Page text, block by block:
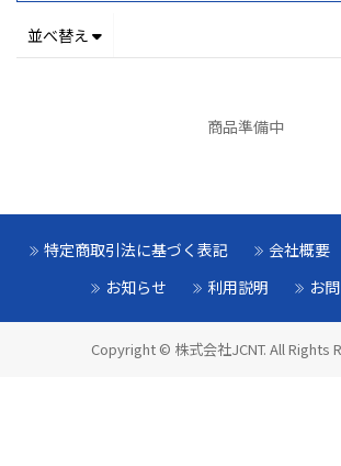
並べ替え
商品準備中
特定商取引法に基づく表記 会社概要
お知らせ
利用説明 お
Copyright © 株式会社JCNT. All Rights